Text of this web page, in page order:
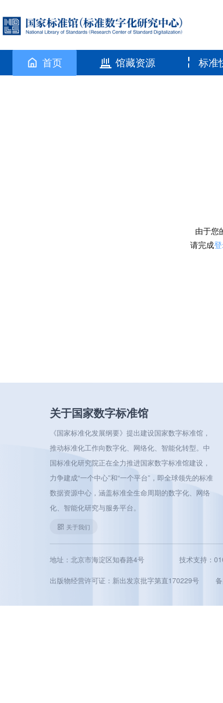
首页 馆藏资源 标准
由于您
请完成
关于国家数字标准馆
《国家标准化发展纲要》提出建设国家数字标准馆，
推动标准化工作向数字化、网络化、智能化转型。中
国标准化研究院正在全力推进国家数字标准馆建设，
力争建成“一个中心”和“一个平台”，即全球领先的标准
数据资源中心，涵盖标准全生命周期的数字化、网络
化、智能化研究与服务平台。
关于我们
地址：北京市海淀区知春路4号 技术支持：
出版物经营许可证：新出发京批字第直170229号